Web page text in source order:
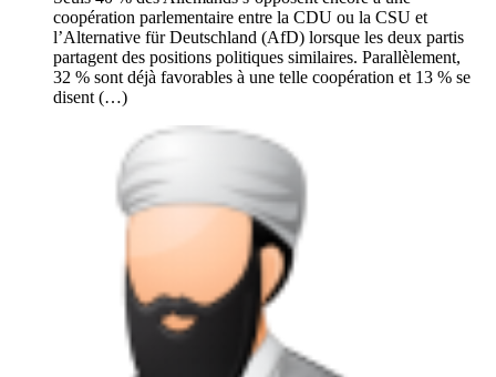
coopération parlementaire entre la CDU ou la CSU et
l’Alternative für Deutschland (AfD) lorsque les deux partis
partagent des positions politiques similaires. Parallèlement,
32 % sont déjà favorables à une telle coopération et 13 % se
disent (…)